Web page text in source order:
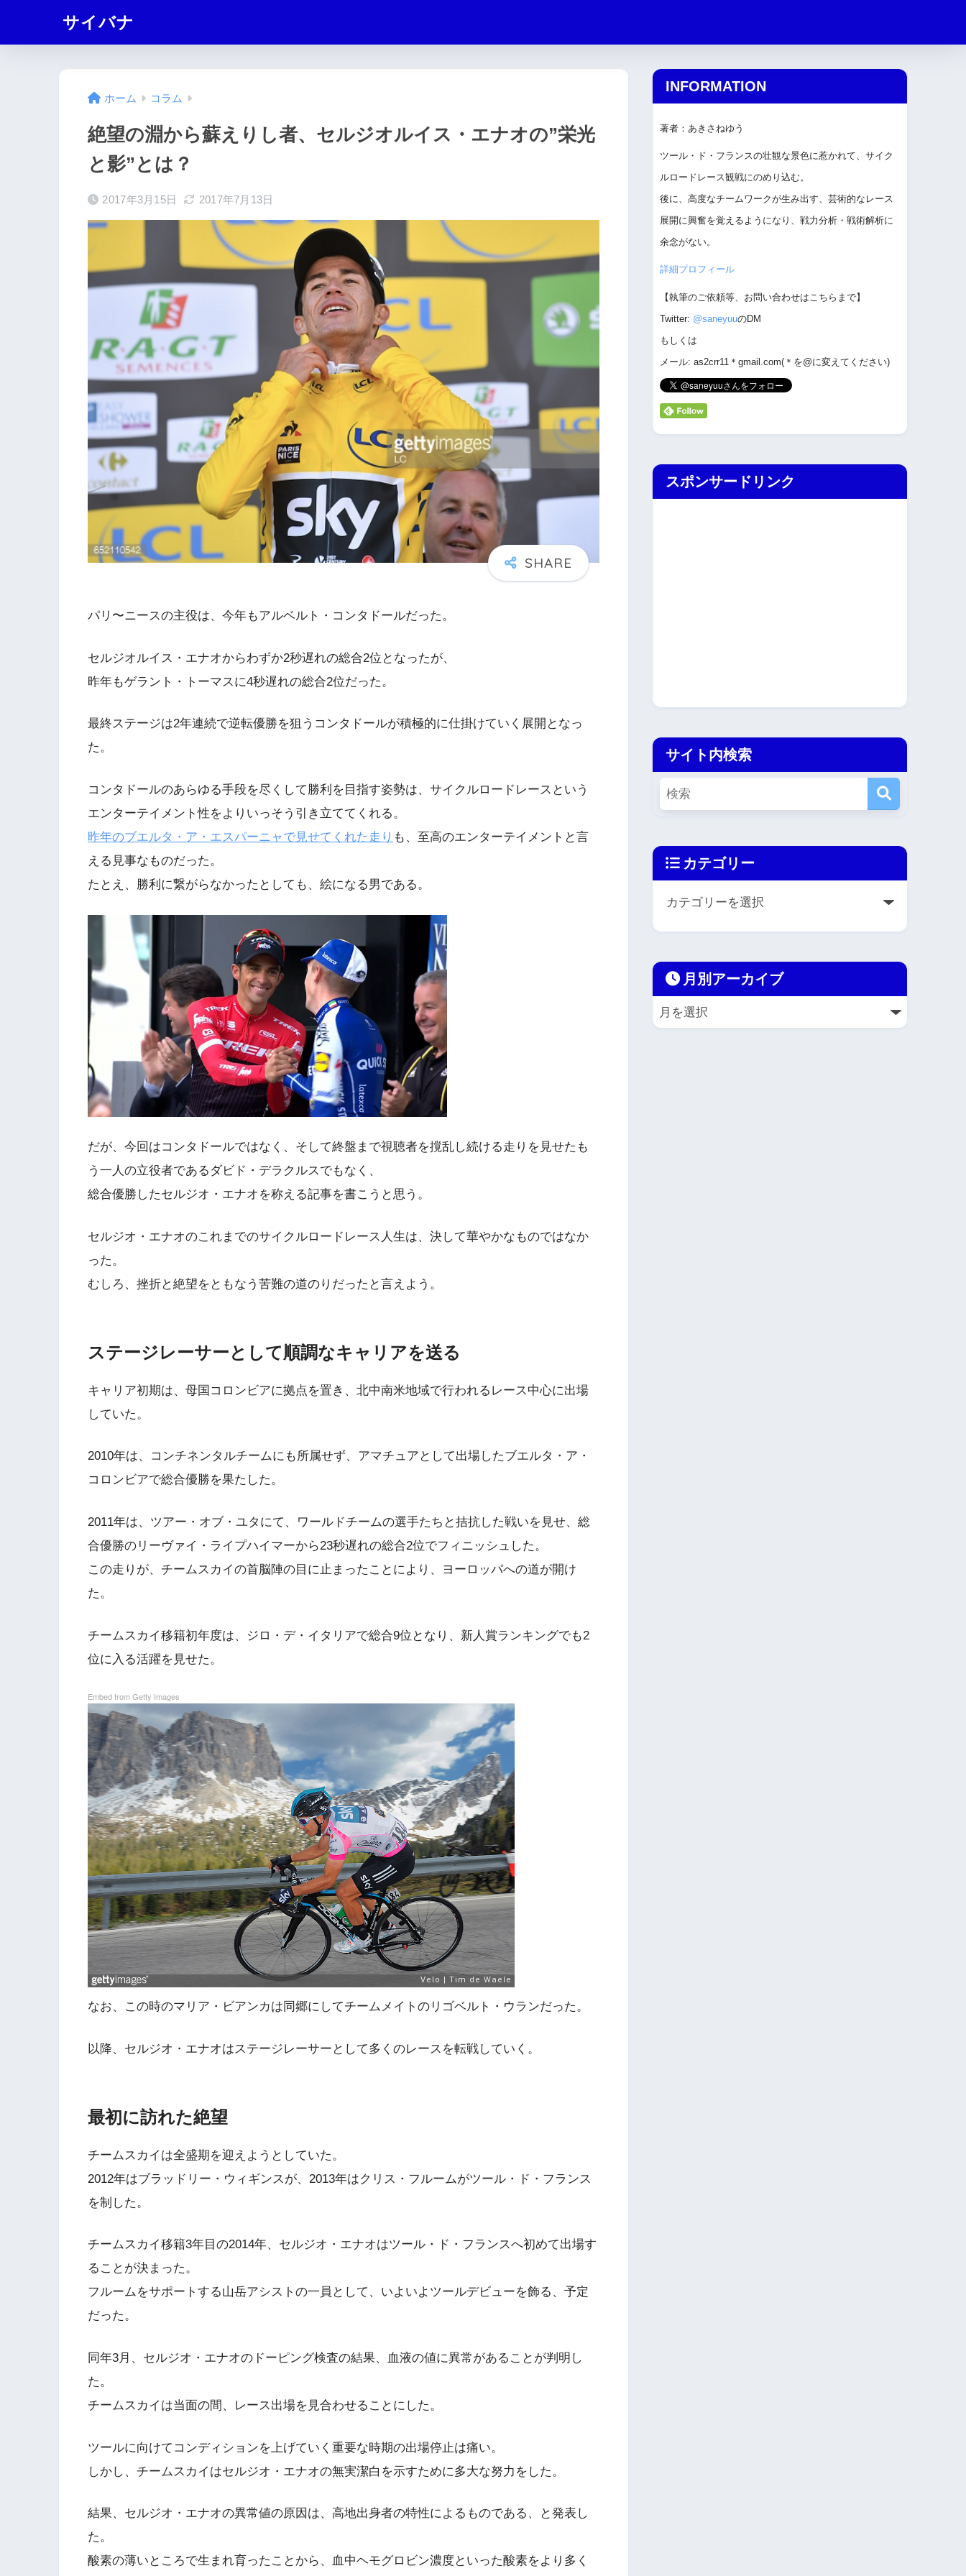
サイバナ
ホーム コラム
絶望の淵から蘇えりし者、セルジオルイス・エナオの”栄光
と影”とは？
2017年3月15日 2017年7月13日
パリ〜ニースの主役は、今年もアルベルト・コンタドールだった。
セルジオルイス・エナオからわずか2秒遅れの総合2位となったが、
昨年もゲラント・トーマスに4秒遅れの総合2位だった。
最終ステージは2年連続で逆転優勝を狙うコンタドールが積極的に仕掛けていく展開となっ
た。
コンタドールのあらゆる手段を尽くして勝利を目指す姿勢は、サイクルロードレースという
エンターテイメント性をよりいっそう引き立ててくれる。
昨年のブエルタ・ア・エスパーニャで見せてくれた走り も、至高のエンターテイメントと言
える見事なものだった。
たとえ、勝利に繋がらなかったとしても、絵になる男である。
だが、今回はコンタドールではなく、そして終盤まで視聴者を撹乱し続ける走りを見せたも
う一人の立役者であるダビド・デラクルスでもなく、
総合優勝したセルジオ・エナオを称える記事を書こうと思う。
セルジオ・エナオのこれまでのサイクルロードレース人生は、決して華やかなものではなか
った。
むしろ、挫折と絶望をともなう苦難の道のりだったと言えよう。
ステージレーサーとして順調なキャリアを送る
キャリア初期は、母国コロンビアに拠点を置き、北中南米地域で行われるレース中心に出場
していた。
2010年は、コンチネンタルチームにも所属せず、アマチュアとして出場したブエルタ・ア・
コロンビアで総合優勝を果たした。
2011年は、ツアー・オブ・ユタにて、ワールドチームの選手たちと拮抗した戦いを見せ、総
合優勝のリーヴァイ・ライプハイマーから23秒遅れの総合2位でフィニッシュした。
この走りが、チームスカイの首脳陣の目に止まったことにより、ヨーロッパへの道が開け
た。
チームスカイ移籍初年度は、ジロ・デ・イタリアで総合9位となり、新人賞ランキングでも2
位に入る活躍を見せた。
Embed from Getty Images
なお、この時のマリア・ビアンカは同郷にしてチームメイトのリゴベルト・ウランだった。
以降、セルジオ・エナオはステージレーサーとして多くのレースを転戦していく。
最初に訪れた絶望
チームスカイは全盛期を迎えようとしていた。
2012年はブラッドリー・ウィギンスが、2013年はクリス・フルームがツール・ド・フランス
を制した。
チームスカイ移籍3年目の2014年、セルジオ・エナオはツール・ド・フランスへ初めて出場す
ることが決まった。
フルームをサポートする山岳アシストの一員として、いよいよツールデビューを飾る、予定
だった。
同年3月、セルジオ・エナオのドーピング検査の結果、血液の値に異常があることが判明し
た。
チームスカイは当面の間、レース出場を見合わせることにした。
ツールに向けてコンディションを上げていく重要な時期の出場停止は痛い。
しかし、チームスカイはセルジオ・エナオの無実潔白を示すために多大な努力をした。
結果、セルジオ・エナオの異常値の原因は、高地出身者の特性によるものである、と発表し
た。
酸素の薄いところで生まれ育ったことから、血中ヘモグロビン濃度といった酸素をより多く
INFORMATION
著者：あきさねゆう
ツール・ド・フランスの壮観な景色に惹かれて、サイク
ルロードレース観戦にのめり込む。
後に、高度なチームワークが生み出す、芸術的なレース
展開に興奮を覚えるようになり、戦力分析・戦術解析に
余念がない。
詳細プロフィール
【執筆のご依頼等、お問い合わせはこちらまで】
Twitter: @saneyuuのDM
もしくは
メール: as2crr11＊gmail.com(＊を@に変えてください)
スポンサードリンク
サイト内検索
カテゴリー
月別アーカイブ